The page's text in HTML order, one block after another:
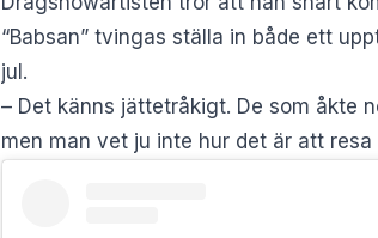
“Babsan” tvingas ställa in både ett
jul.
– Det känns jättetråkigt. De som åkte
men man vet ju inte hur det är att